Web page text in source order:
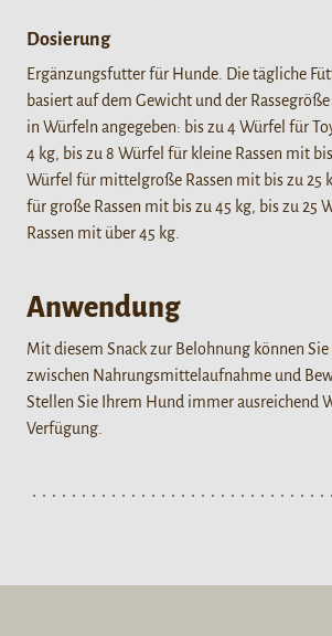
Dosierung
Ergänzungsfutter für Hunde. Die tägliche
basiert auf dem Gewicht und der
in Würfeln angegeben: bis zu 4 Würfel für
4 kg, bis zu 8 Würfel für kleine Rassen mit
Würfel für mittelgroße Rassen mit bis zu 25
für große Rassen mit bis zu 45 kg, bis zu 25
Rassen mit über 45 kg.
Anwendung
Mit diesem Snack zur Belohnung können
zwischen Nahrungsmittelaufnahme und
Stellen Sie Ihrem Hund immer ausreichend
Verfügung.